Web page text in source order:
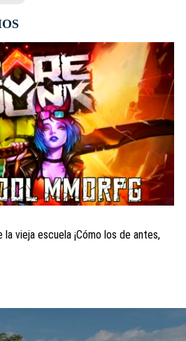
vieja escuela ¡Cómo los de antes,